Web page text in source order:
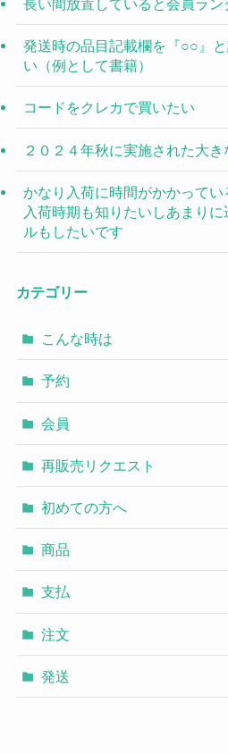
長い間放置していると会員ラン
発送時の品目記載欄を『○○』
い（例として書籍）
コードをクレカで買いたい
２０２４年秋に実施された大
かなり入荷に時間がかかって
入荷時期も知りたいしあまり
ルもしたいです
カテゴリー
こんな時は
予約
会員
再販売リクエスト
初めての方へ
商品
支払
注文
発送